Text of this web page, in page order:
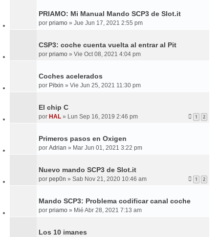
PRIAMO: Mi Manual Mando SCP3 de Slot.it
por priamo » Jue Jun 17, 2021 2:55 pm
CSP3: coche cuenta vuelta al entrar al Pit
por priamo » Vie Oct 08, 2021 4:04 pm
Coches acelerados
por Pitxin » Vie Jun 25, 2021 11:30 pm
El chip C
por HAL » Lun Sep 16, 2019 2:46 pm 1 2
Primeros pasos en Oxigen
por Adrian » Mar Jun 01, 2021 3:22 pm
Nuevo mando SCP3 de Slot.it
por pep0n » Sab Nov 21, 2020 10:46 am 1 2
Mando SCP3: Problema codificar canal coche
por priamo » Mié Abr 28, 2021 7:13 am
Los 10 imanes